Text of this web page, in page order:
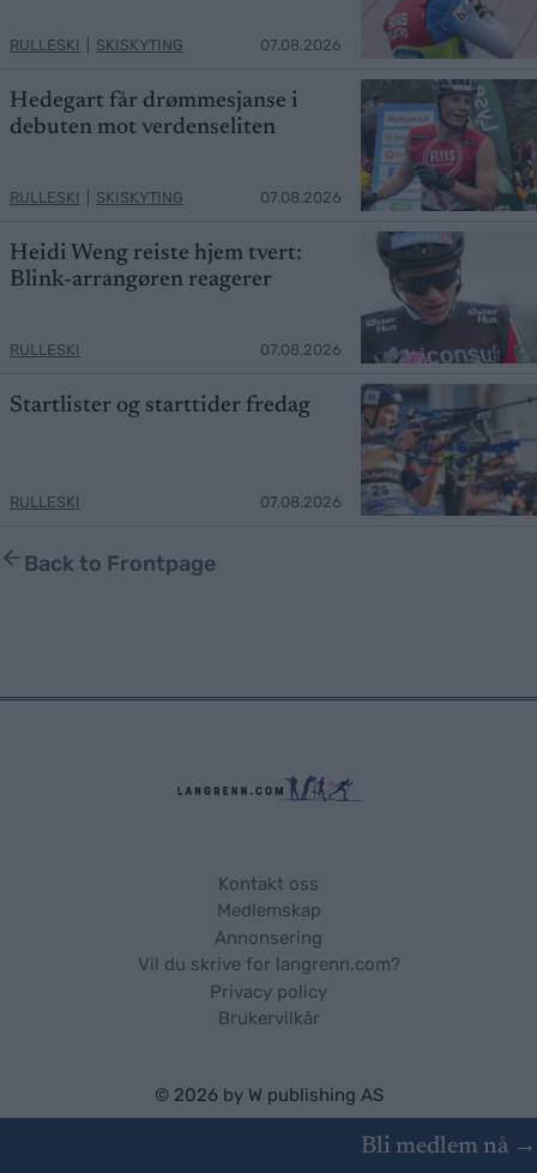
Bli medlem nå →
RULLESKI SKISKYTING 07.08.2026
Hedegart får drømmesjanse i
debuten mot verdenseliten
RULLESKI SKISKYTING 07.08.2026
Heidi Weng reiste hjem tvert:
Blink-arrangøren reagerer
RULLESKI 07.08.2026
Startlister og starttider fredag
RULLESKI 07.08.2026
Back to Frontpage
Kontakt oss
Medlemskap
Annonsering
Vil du skrive for langrenn.com?
Privacy policy
Brukervilkår
© 2026 by W publishing AS